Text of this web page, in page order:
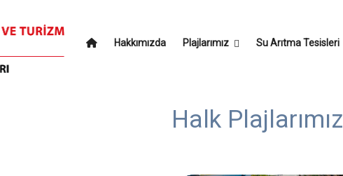
Hakkımızda Plajlarımız Su Arıtma Tesisleri
Halk Plajlarımız